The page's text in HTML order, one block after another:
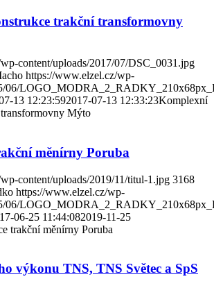
trakční transformovny
content/uploads/2017/07/DSC_0031.jpg
https://www.elzel.cz/wp-
06/
13 12:23:592017-07-13 12:33:23Komplexní
Mýto
měnírny Poruba
content/uploads/2019/11/titul-1.jpg 3168
https://www.elzel.cz/wp-
06/
06-25 11:44:082019-11-25
trakční měnírny Poruba
výkonu TNS, TNS Světec a SpS